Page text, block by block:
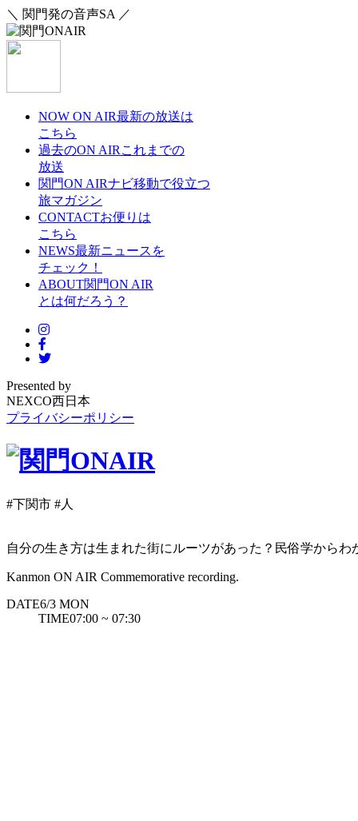
＼ 関門発の音声SA ／
NOW ON AIR最新の放送は
こちら
過去のON AIR これまでの
放送
関門ON AIRナビ移動で役立つ
旅マガジン
CONTACTお便りは
こちら
NEWS最新ニュースを
チェック！
ABOUT関門ON AIR
とは何だろう？
Presented by
NEXCO西日本
プライバシーポリシー
#下関市 #人
自分の生き方は生まれた街にルーツがあった？民俗学から
Kanmon ON AIR Commemorative recording.
DATE6/3 MON
TIME07:00 ~ 07:30